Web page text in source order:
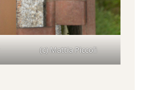
(c) Mattia Piccoli